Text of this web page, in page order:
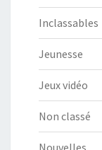
Inclassables
Jeunesse
Jeux vidéo
Non classé